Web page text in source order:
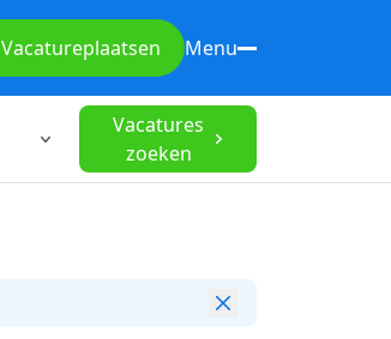
Vacatureplaatsen Menu
Vacatures
zoeken